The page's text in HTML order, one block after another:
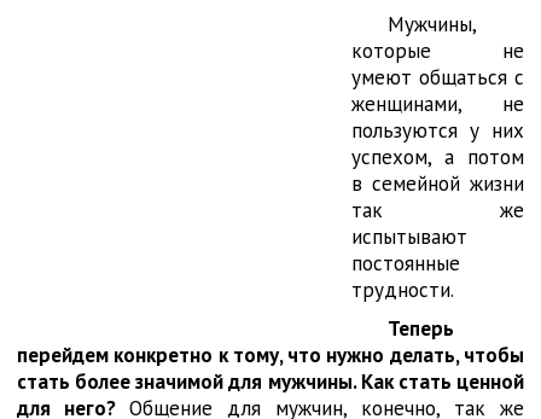
Мужчины,
которые не
умеют общаться с
женщинами, не
пользуются у них
успехом, а потом
в семейной жизни
так же
испытывают
постоянные
трудности.
Теперь
перейдем конкретно к тому, что нужно делать, чтобы
стать более значимой для мужчины. Как стать ценной
для него? Общение для мужчин, конечно, так же